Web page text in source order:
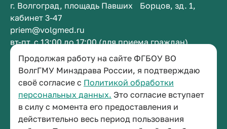
Продолжая работу на сайте ФГБОУ ВО
ВолгГМУ Минздрава России, я подтверждаю
своё согласие с Политикой обработки
персональных данных. Это согласие вступает
в силу с момента его предоставления и
действительно весь период пользования
г. Волгоград, площадь Павших Борцов, зд. 1,
кабинет 3-47
priem@volgmed.ru
вт-пт, с 13:00 до 17:00 (для приема граждан)
Приемная ректора
+7 (8442) 38-50-05
г. Волгоград, площадь Павших Борцов, зд. 1,
кабинет 3-11
post@volgmed.ru